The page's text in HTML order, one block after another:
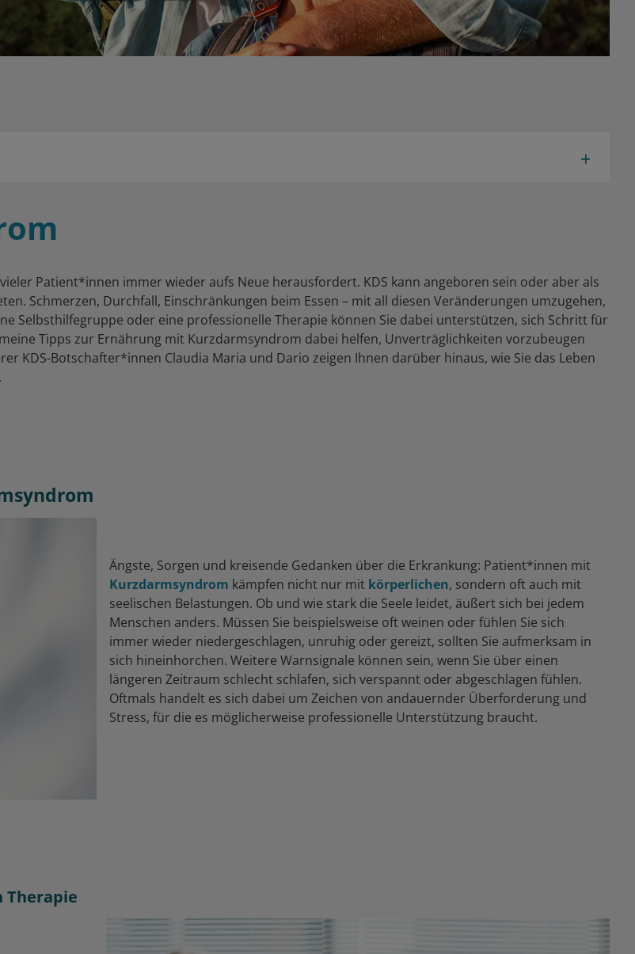
Patient*innen immer wieder aufs Neue herausfordert. KDS kann angeboren sein oder aber als
Schmerzen, Durchfall, Einschränkungen beim Essen – mit all diesen Veränderungen umzugehen,
Selbsthilfegruppe oder eine professionelle Therapie können Sie dabei unterstützen, sich Schritt für
Tipps zur Ernährung mit Kurzdarmsyndrom dabei helfen, Unverträglichkeiten vorzubeugen
KDS-Botschafter*innen Claudia Maria und Dario zeigen Ihnen darüber hinaus, wie Sie das Leben
Ängste, Sorgen und kreisende Gedanken über die Erkrankung: Patient*innen mit
Kurzdarmsyndrom kämpfen nicht nur mit körperlichen, sondern oft auch mit
seelischen Belastungen. Ob und wie stark die Seele leidet, äußert sich bei jedem
Menschen anders. Müssen Sie beispielsweise oft weinen oder fühlen Sie sich
immer wieder niedergeschlagen, unruhig oder gereizt, sollten Sie aufmerksam in
sich hineinhorchen. Weitere Warnsignale können sein, wenn Sie über einen
längeren Zeitraum schlecht schlafen, sich verspannt oder abgeschlagen fühlen.
Oftmals handelt es sich dabei um Zeichen von andauernder Überforderung und
Stress, für die es möglicherweise professionelle Unterstützung braucht.
Therapie